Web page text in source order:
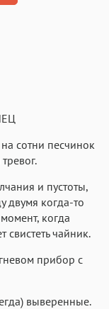
Аа
Аа
Аа
Times New Roman
SF Mono
сотни песчинок
и пустоты,
двумя когда-то
когда
свистеть чайник.
прибор с
выверенные.